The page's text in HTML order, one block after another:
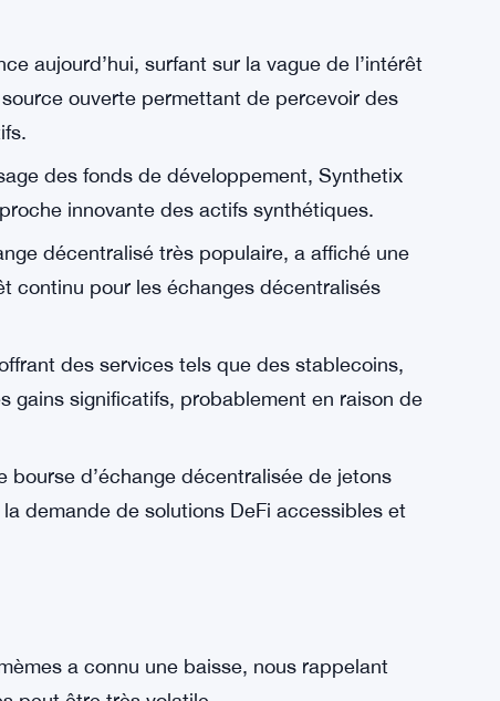
aujourd’hui, surfant sur la vague de l’intérêt
ouverte permettant de percevoir des
des fonds de développement, Synthetix
innovante des actifs synthétiques.
décentralisé très populaire, a affiché une
continu pour les échanges décentralisés
des services tels que des stablecoins,
gains significatifs, probablement en raison de
bourse d’échange décentralisée de jetons
demande de solutions DeFi accessibles et
a connu une baisse, nous rappelant